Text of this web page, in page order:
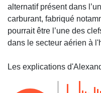
alternatif présent dans
carburant, fabriqué
pourrait être l’une des
dans le secteur aérien à
Les explications